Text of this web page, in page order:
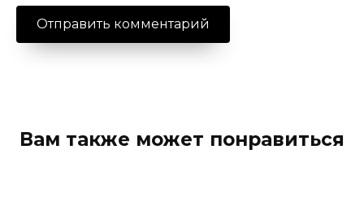
Вам также может понравиться